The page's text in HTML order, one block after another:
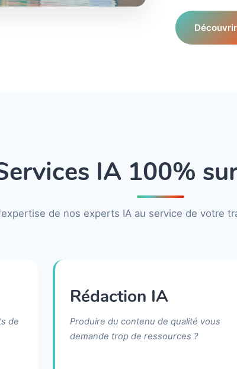
IA 100%
de nos experts IA au service de votre
de
Rédaction IA
Produire du contenu de qualité vous
demande trop de ressources ?